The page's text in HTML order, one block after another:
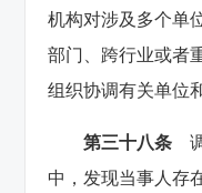
机构对涉及多个单
部门、跨行业或者
组织协调有关单位
第三十八条
中，发现当事人存